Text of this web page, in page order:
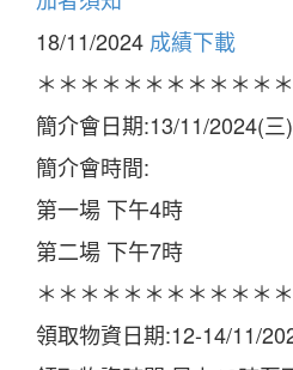
18/11/2024 成績下載
＊＊＊＊＊＊＊＊＊＊＊
簡介會日期:13/11/2024(三)
簡介會時間:
第一場 下午4時
第二場 下午7時
＊＊＊＊＊＊＊＊＊＊＊
領取物資日期:12-14/11/